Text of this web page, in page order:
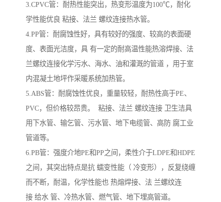
3.CPVC管：耐热性能突出，热变形温度为100℃，耐化
学性能优良 粘接、法兰 螺纹连接热水管。
4.PP管：耐腐蚀性好，具有较好的强度、较高的表面硬
度、表面光洁度，具 有一定的耐高温性能热溶焊接、法
兰螺纹连接化学污水、海水、油和灌溉的管道 ，用于室
内混凝土地坪作采暖系统加热管。
5.ABS管：耐腐蚀性优良，重量较轻，耐热性高于PE、
PVC，但价格较昂贵。 粘接、法兰 螺纹连接 卫生洁具
用下水管、输乞管、污水管、地下电缆管、高防 腐工业
管道等。
6.PB管：强度介地PE和PP之间，柔性介于LDPE和HDPE
之间，其突出特点是抗 蠕变性能（ 冷变形），反复绕缠
而不断，耐温，化学性能也 热熔焊接、法 兰螺纹连
接 给水 管、冷热水管、燃气管、地下埋高管道。